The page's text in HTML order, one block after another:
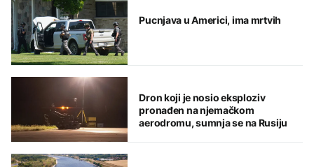
Pucnjava u Americi, ima mrtvih
Dron koji je nosio eksploziv
pronađen na njemačkom
aerodromu, sumnja se na Rusiju